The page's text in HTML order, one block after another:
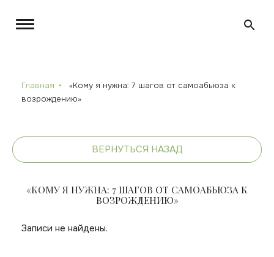
Главная
«Кому я нужна: 7 шагов от самоабьюза к
возрождению»
ВЕРНУТЬСЯ НАЗАД
«КОМУ Я НУЖНА: 7 ШАГОВ ОТ САМОАБЬЮЗА К
ВОЗРОЖДЕНИЮ»
Записи не найдены.